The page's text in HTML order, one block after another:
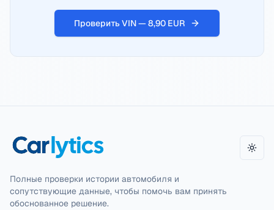
Проверить VIN — 8,90 EUR
Полные проверки истории автомобиля и
сопутствующие данные, чтобы помочь вам принять
обоснованное решение.